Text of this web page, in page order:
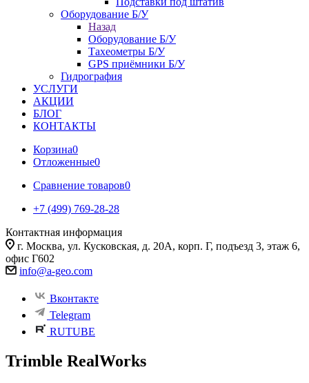
Оборудование Б/У
Назад
Оборудование Б/У
Тахеометры Б/У
GPS приёмники Б/У
Гидрография
УСЛУГИ
АКЦИИ
БЛОГ
КОНТАКТЫ
Корзина0
Отложенные0
Сравнение товаров0
+7 (499) 769-28-28
Контактная информация
г. Москва, ул. Кусковская, д. 20А, корп. Г, подъезд 3, этаж 6,
офис Г602
info@a-geo.com
Вконтакте
Telegram
RUTUBE
Trimble RealWorks